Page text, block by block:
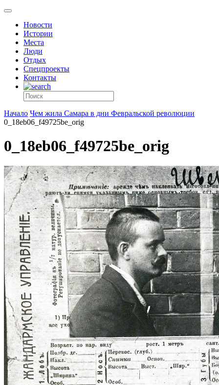
Новости
Истории
Места
Люди
Отдых
Спецпроекты
Контакты
Начало Чем жила Самара в дни Февральской революции
0_18eb06_f49725be_orig
0_18eb06_f49725be_orig